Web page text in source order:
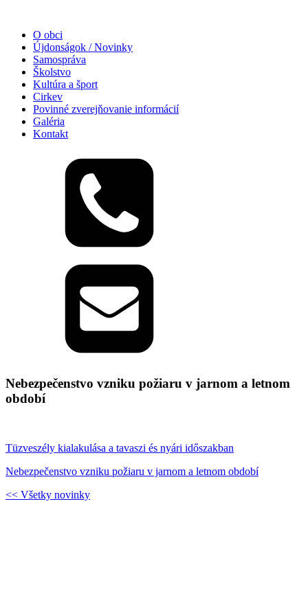
O obci
Újdonságok / Novinky
Samospráva
Školstvo
Kultúra a šport
Cirkev
Povinné zverejňovanie informácií
Galéria
Kontakt
Nebezpečenstvo vzniku požiaru v jarnom a letnom
období
Tüzveszély kialakulása a tavaszi és nyári időszakban
Nebezpečenstvo vzniku požiaru v jarnom a letnom období
<< Všetky novinky